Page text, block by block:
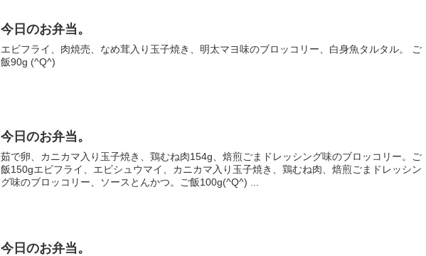
今日のお弁当。
エビフライ、肉焼売、なめ茸入り玉子焼き、明太マヨ味のブロッコリー、白身魚タルタル。 ご
飯90g (^Q^)
今日のお弁当。
茹で卵、カニカマ入り玉子焼き、鶏むね肉154g、焙煎ごまドレッシング味のブロッコリー。ご
飯150gエビフライ、エビシュウマイ、カニカマ入り玉子焼き、鶏むね肉、焙煎ごまドレッシン
今日のお弁当。